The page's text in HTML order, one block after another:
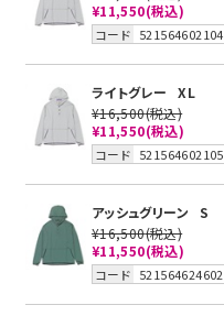
¥11,550(税込)
コード 521564602104
ライトグレー
XL
¥16,500(税込)
¥11,550(税込)
コード 521564602105
アッシュグリーン S
¥16,500(税込)
¥11,550(税込)
コード 521564624602